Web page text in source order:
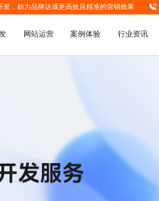
发，助力品牌达成更高效且精准的营销效果
网站运营 案例体验 行业资讯